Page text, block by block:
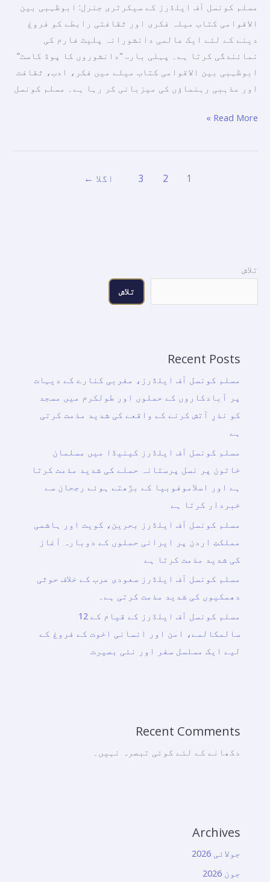
مسلم کونسل آف ایلڈرز کے سیکرٹری جنرل: ابوظہبی بین
الاقوامی کتاب میلہ فکری اور ثقافتی رابطے کو فروغ
دینے کے لئے ایک عالمی دانشورانہ پلیٹ فارم کی
نمائندگی کرتا ہے۔ پہلی بار.. "دانشوروں کا پوڈ کاسٹ”
ابوظہبی بین الاقوامی کتاب میلے میں فکر، ادب، ثقافت
اور مذہبی رہنماؤں کی میزبانی کر رہا ہے۔ مسلم کونسل
2025
میں
ایک
خاص
پویلین
کے
Read More »
1
2
3 اگلا ←
تلاش
تلاش
Recent Posts
مسلم کونسل آف ایلڈرز، مغربی کنارے کے دیہات
پر آبادکاروں کے حملوں اور طولکرم میں مسجد
کو نذرِ آتش کرنے کے واقعے کی شدید مذمت کرتی
ہے
مسلم کونسل آف ایلڈرز کینیڈا میں مسلمان
خاتون پر نسل پرستانہ حملے کی شدید مذمت کرتا
ہے اور اسلاموفوبیا کے بڑھتے ہوئے رجحان سے
خبردار کرتا ہے
مسلم کونسل آف ایلڈرز بحرین، کویت اور ہاشمی
مملکتِ اردن پر ایرانی حملوں کے دوبارہ آغاز
کی شدید مذمت کرتا ہے
مسلم کونسل آف ایلڈرز سعودی عرب کے خلاف حوثی
دھمکیوں کی شدید مذمت کرتی ہے۔
مسلم کونسل آف ایلڈرز کے قیام کے 12
سالمکالمے، امن اور انسانی اخوت کے فروغ کے
لیے ایک مسلسل سفر اور نئی بصیرت
Recent Comments
دکھانے کے لئے کوئی تبصرہ نہیں۔
Archives
جولائی 2026
جون 2026